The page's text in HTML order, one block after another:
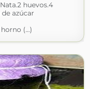
huevos.4
de azúcar
(...)